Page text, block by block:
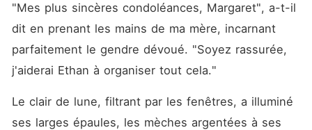
"Mes plus sincères condoléances, Margaret", a-t-il
dit en prenant les mains de ma mère, incarnant
parfaitement le gendre dévoué. "Soyez rassurée,
j'aiderai Ethan à organiser tout cela."
Le clair de lune, filtrant par les fenêtres, a illuminé
ses larges épaules, les mèches argentées à ses